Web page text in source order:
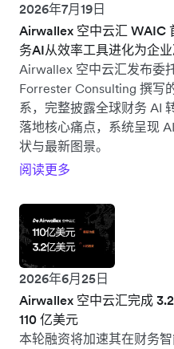
2026年7月19日
Airwallex 空中云汇 WAIC
务AI从效率工具进化为企
Airwallex 空中云汇发布委
Forrester Consulting 撰写
系，完整披露全球财务 AI
落地核心痛点，系统呈现
状与最新图景。
阅读更多
2026年6月25日
Airwallex 空中云汇完成
110 亿美元
本轮融资将加速其在财务